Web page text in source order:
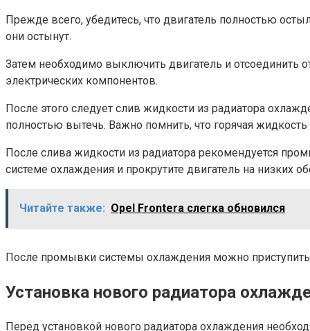
Прежде всего, убедитесь, что двигатель полностью
они остынут.
Затем необходимо выключить двигатель и
электрических компонентов.
После этого следует слив жидкости из радиатора
полностью вытечь. Важно помнить, что горячая
После слива жидкости из радиатора рекомендуется
системе охлаждения и прокрутите двигатель на низких
Читайте также: Opel Frontera слегка обновился
После промывки системы охлаждения можно приступить
Установка нового радиатора
Перед установкой нового радиатора охлаждения